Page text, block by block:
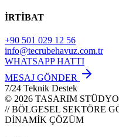
İRTİBAT
+90 501 029 12 56
info@tecrubehavuz.com.tr
WHATSAPP HATTI
MESAJ GÖNDER
7/24 Teknik Destek
© 2026 TASARIM
// BÖLGESEL SEKTÖRE
DİNAMİK ÇÖZÜM